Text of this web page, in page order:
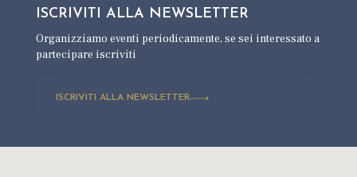
ISCRIVITI ALLA NEWSLETTER
Organizziamo eventi periodicamente,se sei interessato a
partecipare iscriviti
ISCRIVITI ALLA NEWSLETTER